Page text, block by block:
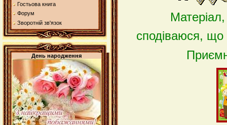
Гостьова книга
Форум
Зворотній зв'язок
День народження
сподіваюся,